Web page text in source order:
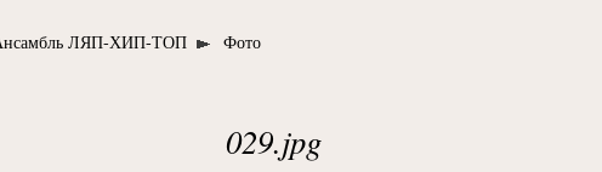
ЛЯП-ХИП-ТОП Фото
029.jpg